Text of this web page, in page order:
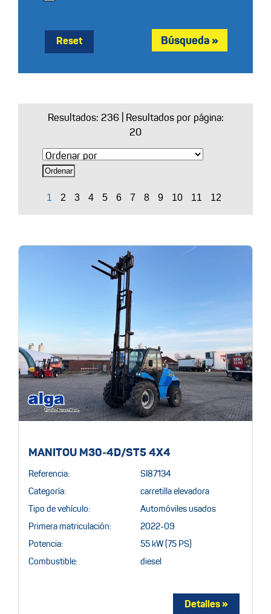
Reset
Resultados: 236| Resultados por página:
20
MANITOU M30-4D/ST5 4X4
Referencia: SI87134
Categoría: carretilla elevadora
Tipo de vehículo: Automóviles usados
Primera matriculación: 2022-09
Potencia: 55 kW (75 PS)
Combustible: diesel